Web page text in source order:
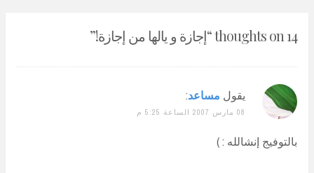
14 thoughts on “ إجازة و يالها من إجازة!”
يقول مساعد:
08 مارس 2007 الساعة 5:25 م
بالتوفيج إنشالله : )